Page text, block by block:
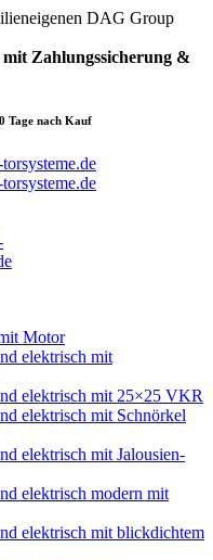
DAG Group
Zahlungssicherung &
Tage nach Kauf
Motor
elektrisch mit
elektrisch mit 25×25 VKR
elektrisch mit Schnörkel
elektrisch mit Jalousien-
elektrisch modern mit
elektrisch mit blickdichtem